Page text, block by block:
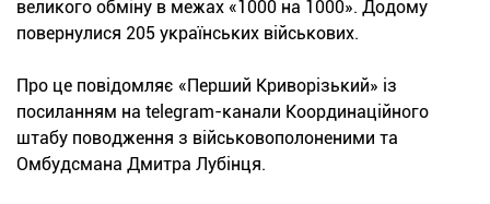
великого обміну в межах «1000 на 1000». Додому
повернулися 205 українських військових.
Про це повідомляє «Перший Криворізький» із
посиланням на telegram-канали Координаційного
штабу поводження з військовополоненими та
Омбудсмана Дмитра Лубінця.